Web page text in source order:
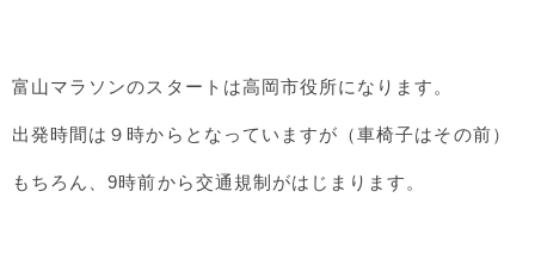
富山マラソンのスタートは高岡市役所になります。
出発時間は９時からとなっていますが（車椅子はその前）
もちろん、9時前から交通規制がはじまります。